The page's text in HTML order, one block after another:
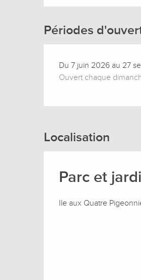
Périodes
Du 7 juin 2026 au 27
Ouvert chaque
Localisation
Parc et
Ile aux Quatre